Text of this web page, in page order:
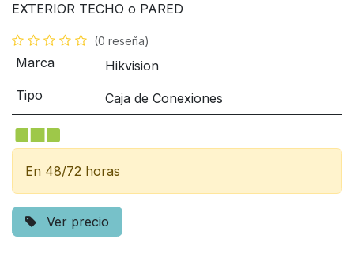
EXTERIOR TECHO o PARED
(0 reseña)
Marca
Hikvision
Tipo
Caja de Conexiones
En 48/72 horas
Ver precio